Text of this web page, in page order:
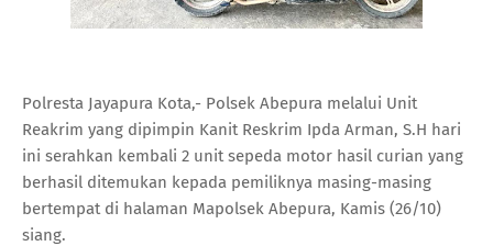
Polresta Jayapura Kota,- Polsek Abepura melalui Unit
Reakrim yang dipimpin Kanit Reskrim Ipda Arman, S.H hari
ini serahkan kembali 2 unit sepeda motor hasil curian yang
berhasil ditemukan kepada pemiliknya masing-masing
bertempat di halaman Mapolsek Abepura, Kamis (26/10)
siang.